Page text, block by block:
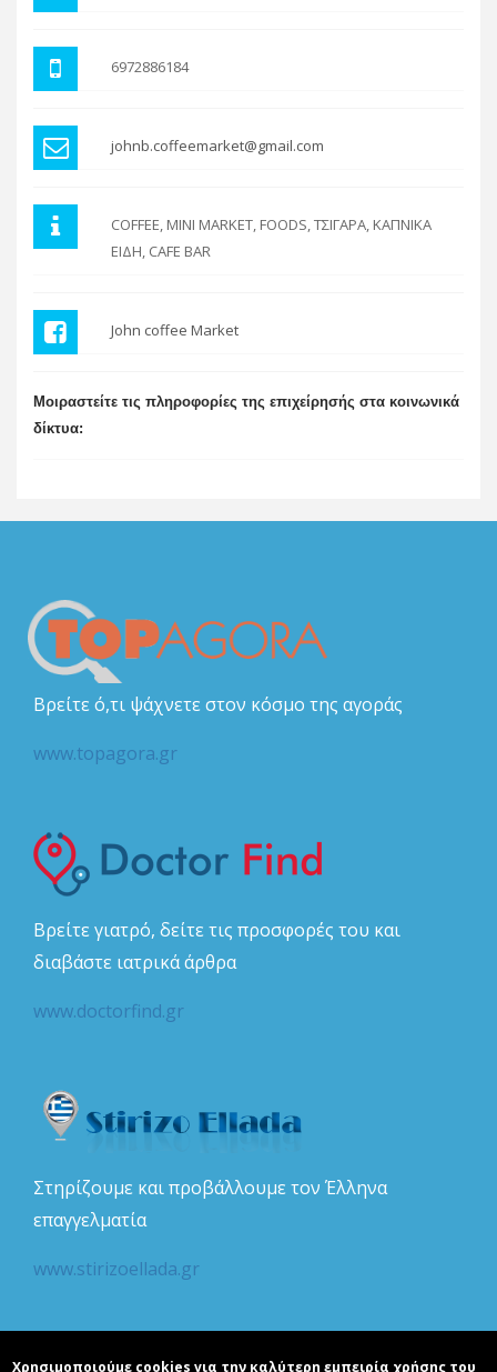
6972886184
johnb.coffeemarket@gmail.com
COFFEE, MINI MARKET, FOODS, ΤΣΙΓΑΡΑ, ΚΑΠΝΙΚΑ
ΕΙΔΗ, CAFE BAR
John coffee Market
Μοιραστείτε τις πληροφορίες της επιχείρησής στα κοινωνικά
δίκτυα:
Βρείτε ό,τι ψάχνετε στον κόσμο της αγοράς
www.topagora.gr
Βρείτε γιατρό, δείτε τις προσφορές του και
διαβάστε ιατρικά άρθρα
www.doctorfind.gr
Στηρίζουμε και προβάλλουμε τον Έλληνα
επαγγελματία
www.stirizoellada.gr
Χρησιμοποιούμε cookies για την καλύτερη εμπειρία χρήσης του